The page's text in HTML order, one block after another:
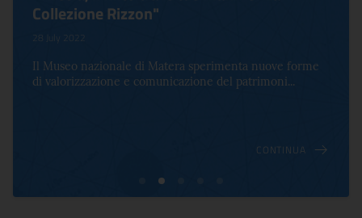
Collezione Rizzon"
28 July 2022
Il Museo nazionale di Matera sperimenta nuove forme
di valorizzazione e comunicazione del patrimoni...
CONTINUA